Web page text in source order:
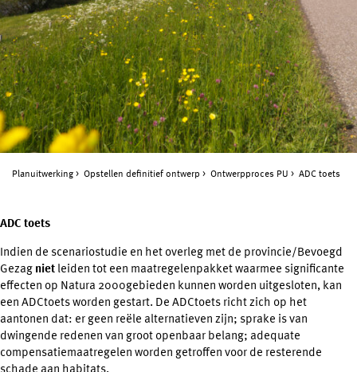
Planuitwerking Opstellen definitief ontwerp Ontwerpproces PU ADC toets
ADC toets
Indien de scenariostudie en het overleg met de provincie/Bevoegd
Gezag niet leiden tot een maatregelenpakket waarmee significante
effecten op Natura 2000gebieden kunnen worden uitgesloten, kan
een ADCtoets worden gestart. De ADCtoets richt zich op het
aantonen dat: er geen reële alternatieven zijn; sprake is van
dwingende redenen van groot openbaar belang; adequate
compensatiemaatregelen worden getroffen voor de resterende